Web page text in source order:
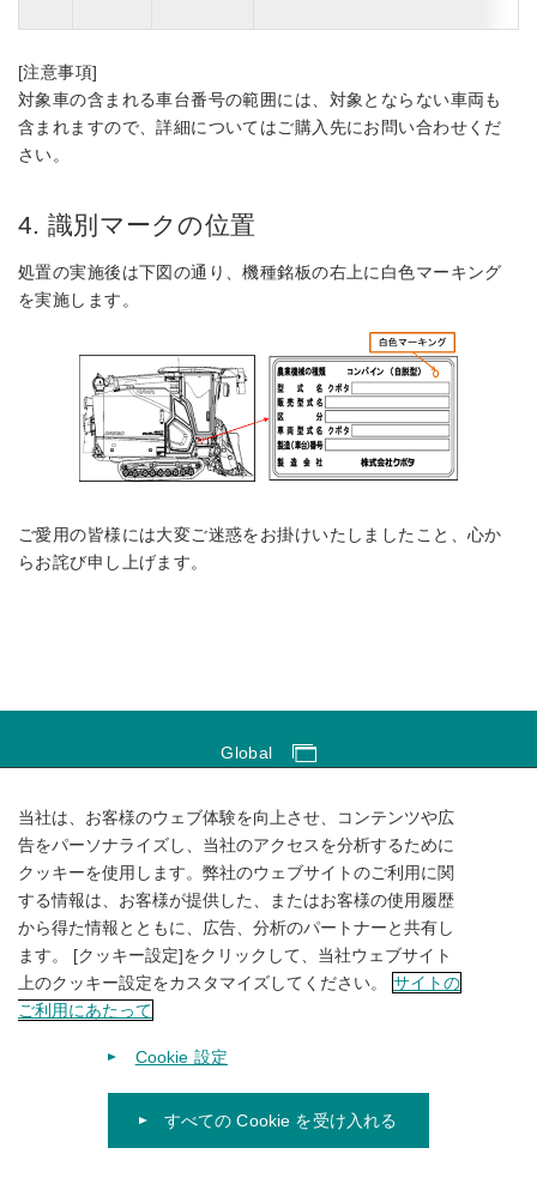
[注意事項]
対象車の含まれる車台番号の範囲には、対象とならない車両も
含まれますので、詳細についてはご購入先にお問い合わせくだ
さい。
4. 識別マークの位置
処置の実施後は下図の通り、機種銘板の右上に白色マーキング
を実施します。
ご愛用の皆様には大変ご迷惑をお掛けいたしましたこと、心か
らお詫び申し上げます。
Global
サイトのご利用にあたって
ソーシャルメディアポリシー
個人情報保護方針
サイトマップ
© 1996-2026KUBOTA Corporation.
当社は、お客様のウェブ体験を向上させ、コンテンツや広
告をパーソナライズし、当社のアクセスを分析するために
クッキーを使用します。弊社のウェブサイトのご利用に関
する情報は、お客様が提供した、またはお客様の使用履歴
から得た情報とともに、広告、分析のパートナーと共有し
ます。 [クッキー設定]をクリックして、当社ウェブサイト
上のクッキー設定をカスタマイズしてください。
サイトの
ご利用にあたって
Cookie 設定
すべての Cookie を受け入れる